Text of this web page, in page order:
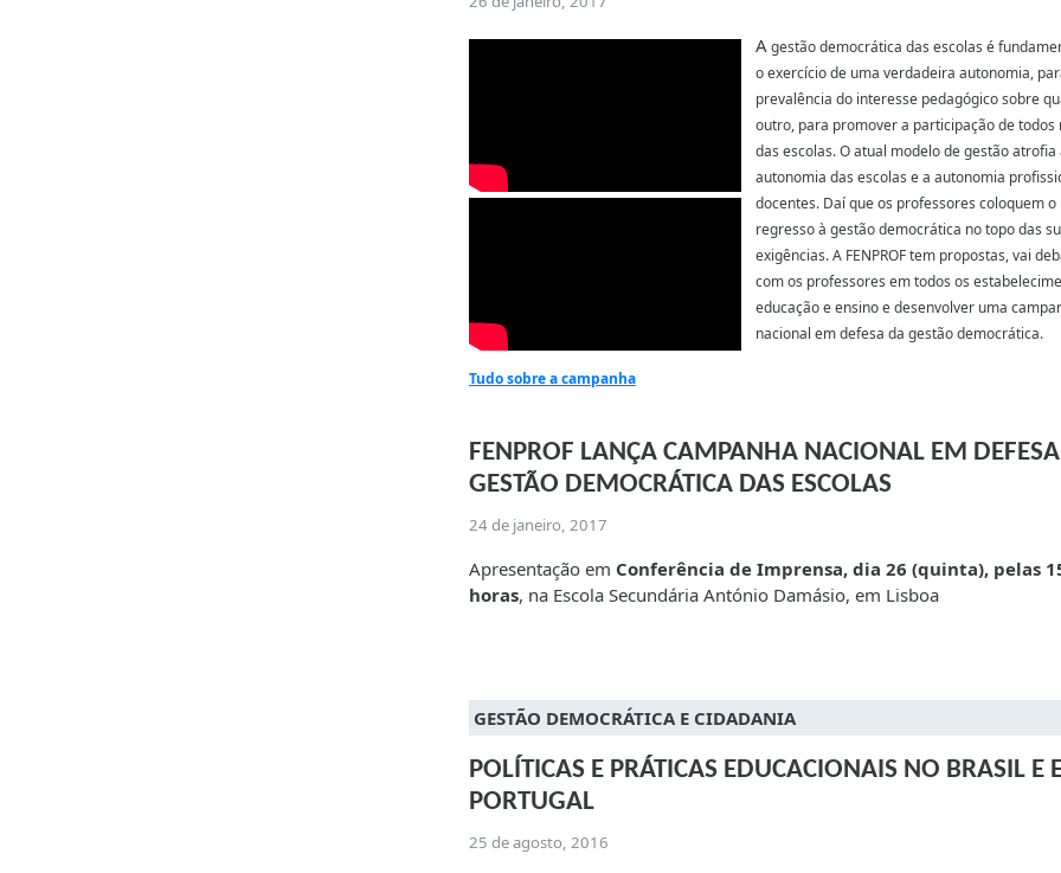
Agestão democrática das escolas é
o exercício de uma verdadeira autonomia,
prevalência do interesse pedagógico sobre
outro, para promover a participação de todos
das escolas.O atual modelo de gestão atrofia
autonomia das escolas e a autonomia
docentes. Daí que os professores coloquem o
regresso à gestão democrática no topo das
exigências.A FENPROF tem propostas, vai
com os professores em todos os
educação e ensino e desenvolver uma
nacional em defesa da gestão democrática.
Tudo sobre a campanha
FENPROF LANÇA CAMPANHA NACIONAL EM
GESTÃO DEMOCRÁTICA DAS ESCOLAS
24 de janeiro, 2017
Apresentação em Conferência de Imprensa, dia 26 (quinta), pelas
horas, na Escola Secundária António Damásio, em Lisboa
GESTÃO DEMOCRÁTICA E CIDADANIA
POLÍTICAS E PRÁTICAS EDUCACIONAIS NO BRASIL E
PORTUGAL
25 de agosto, 2016